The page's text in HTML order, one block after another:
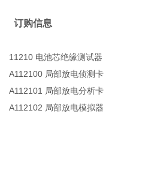
订购信息
11210 电池芯绝缘测试器
A112100 局部放电侦测卡
A112101 局部放电分析卡
A112102 局部放电模拟器